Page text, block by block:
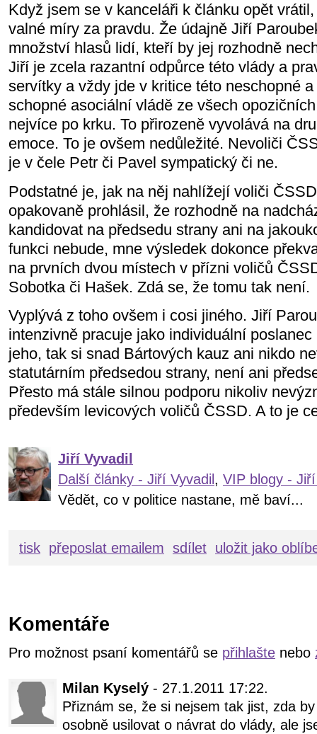
Když jsem se v kanceláři k článku opět
valné míry za pravdu. Že údajně Jiří
množství hlasů lidí, kteří by jej rozhodně
Jiří je zcela razantní odpůrce této vlády a
servítky a vždy jde v kritice této neschopné
schopné asociální vládě ze všech
nejvíce po krku. To přirozeně vyvolává na
emoce. To je ovšem nedůležité. Nevoliči
je v čele Petr či Pavel sympatický či ne.
Podstatné je, jak na něj nahlížejí voliči
opakovaně prohlásil, že rozhodně na
kandidovat na předsedu strany ani na
funkci nebude, mne výsledek dokonce
na prvních dvou místech v přízni voličů
Sobotka či Hašek. Zdá se, že tomu tak není.
Vyplývá z toho ovšem i cosi jiného. Jiří
intenzivně pracuje jako individuální
jeho, tak si snad Bártových kauz ani nikdo
statutárním předsedou strany, není ani
Přesto má stále silnou podporu nikoliv
především levicových voličů ČSSD. A to je
Jiří Vyvadil
Další články - Jiří Vyvadil , VIP blogy -
Vědět, co v politice nastane, mě baví...
tisk přeposlat emailem sdílet uložit jako
Komentáře
Pro možnost psaní komentářů se přihlašte nebo
Milan Kyselý - 27.1.2011 17:22.
Přiznám se, že si nejsem tak jist, zda
osobně usilovat o návrat do vlády, ale